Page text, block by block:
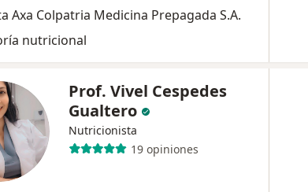
Axa Colpatria Medicina Prepagada S.A.
nutricional
Prof. Vivel Cespedes
Gualtero
Nutricionista
19 opiniones